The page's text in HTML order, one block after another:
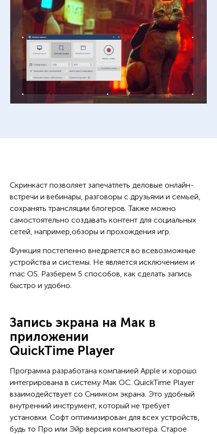
Скринкаст позволяет запечатлеть деловые онлайн-
встречи и вебинары, разговоры с друзьями и семьей,
сохранять трансляции блогеров. Также можно
самостоятельно создавать контент для социальных
сетей, например,обзоры и прохождения игр.
Функция постепенно внедряется во всевозможные
устройства и системы. Не является исключением и
mac OS. Разберем 5 способов, как сделать запись
быстро и удобно.
Запись экрана на Мак в
приложении
QuickTime Player
Программа разработана компанией Apple и хорошо
интегрирована в систему Мак ОС. QuickTime Player
взаимодействует со Снимком экрана. Это удобный
внутренний инструмент, который не требует
установки. Софт оптимизирован для всех устройств,
будь то Про или Эйр версия компьютера. Старое